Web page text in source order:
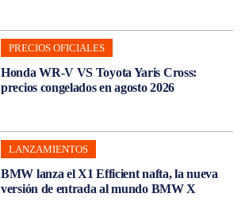
PRECIOS OFICIALES
Honda WR-V VS Toyota Yaris Cross:
precios congelados en agosto 2026
LANZAMIENTOS
BMW lanza el X1 Efficient nafta, la nueva
versión de entrada al mundo BMW X